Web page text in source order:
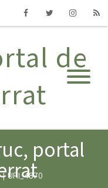
de
portal
| URI_4870